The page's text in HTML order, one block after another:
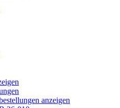
anzeigen